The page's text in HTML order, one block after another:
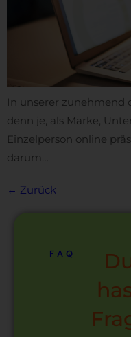
In unserer zunehmend
denn je, als Marke,
Einzelperson online
darum…
← Zurück
FAQ